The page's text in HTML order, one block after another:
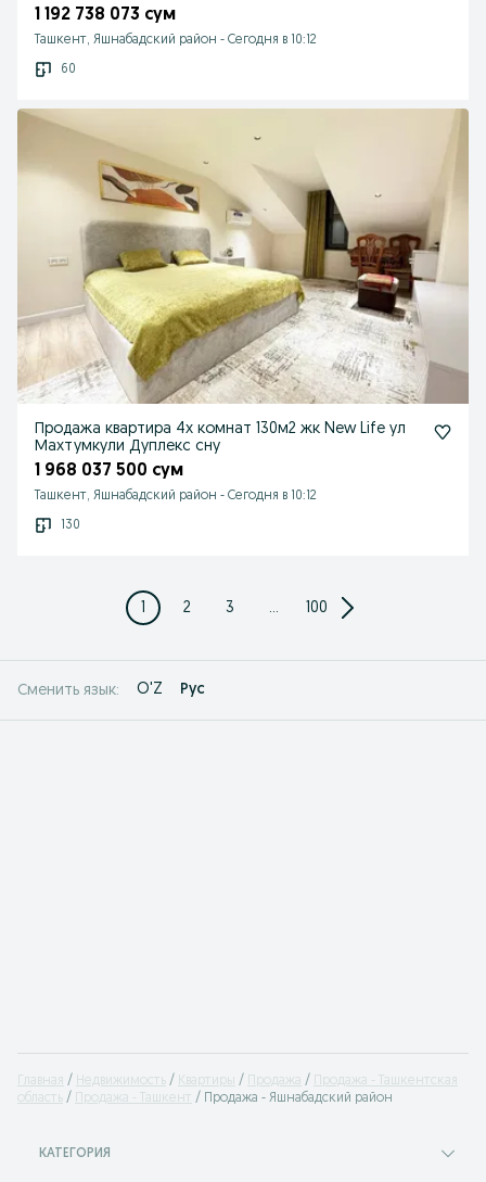
1 192 738 073 сум
Ташкент, Яшнабадский район - Сегодня в 10:12
60
Продажа квартира 4х комнат 130м2 жк New Life ул
Махтумкули Дуплекс сну
1 968 037 500 сум
Ташкент, Яшнабадский район - Сегодня в 10:12
130
1 2 3 ... 100
Сменить язык: O'Z Рус
Главная Недвижимость Квартиры Продажа
Продажа - Ташкентская
область
Продажа - Ташкент Продажа - Яшнабадский район
КАТЕГОРИЯ